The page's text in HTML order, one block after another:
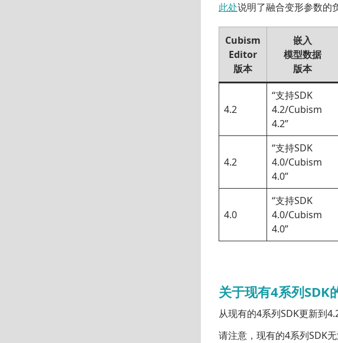
此处说明了融合变形参数的
Cubism
Editor
版本
嵌入
模型数据
版本
4.2
“支持SDK
4.2/Cubism
4.2”
4.2
“支持SDK
4.0/Cubism
4.0”
4.0
“支持SDK
4.0/Cubism
4.0”
关于现有4系列SDK
从现有的4系列SDK更新到
请注意，现有的4系列SDK